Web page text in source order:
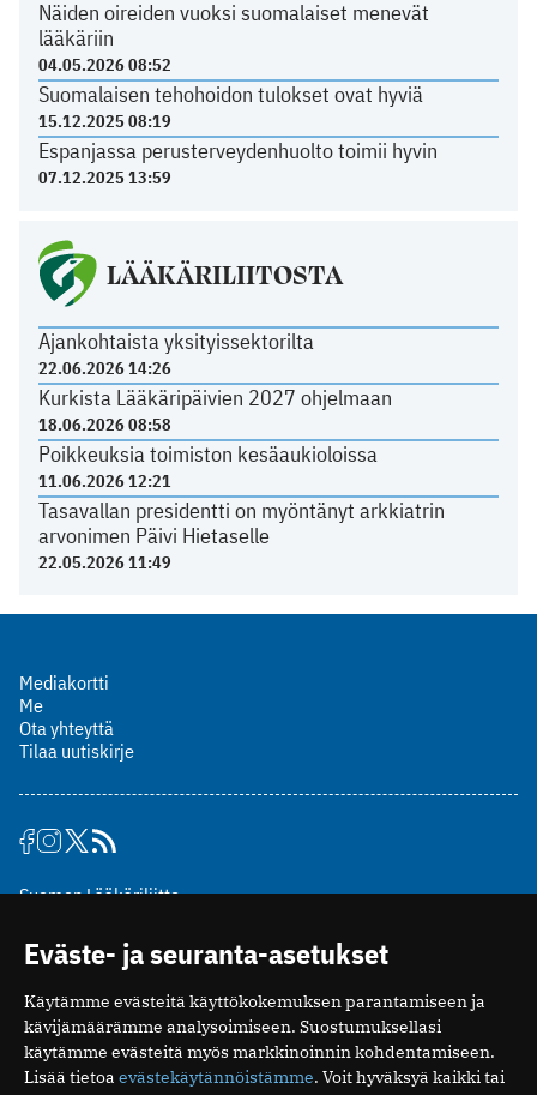
Näiden oireiden vuoksi suomalaiset menevät
lääkäriin
04.05.2026 08:52
Suomalaisen tehohoidon tulokset ovat hyviä
15.12.2025 08:19
Espanjassa perusterveydenhuolto toimii hyvin
07.12.2025 13:59
LÄÄKÄRILIITOSTA
Ajankohtaista yksityissektorilta
22.06.2026 14:26
Kurkista Lääkäripäivien 2027 ohjelmaan
18.06.2026 08:58
Poikkeuksia toimiston kesäaukioloissa
11.06.2026 12:21
Tasavallan presidentti on myöntänyt arkkiatrin
arvonimen Päivi Hietaselle
22.05.2026 11:49
Mediakortti
Me
Ota yhteyttä
Tilaa uutiskirje
Suomen Lääkäriliitto
00510 Helsinki
puh. (09) 393 091
toimitus@potilaanlaakarilehti.fi
ISSN 2323-9476
Eväste- ja seuranta-asetukset
Käytämme evästeitä käyttökokemuksen parantamiseen ja
kävijämäärämme analysoimiseen. Suostumuksellasi
käytämme evästeitä myös markkinoinnin kohdentamiseen.
Lisää tietoa evästekäytännöistämme. Voit hyväksyä kaikki tai